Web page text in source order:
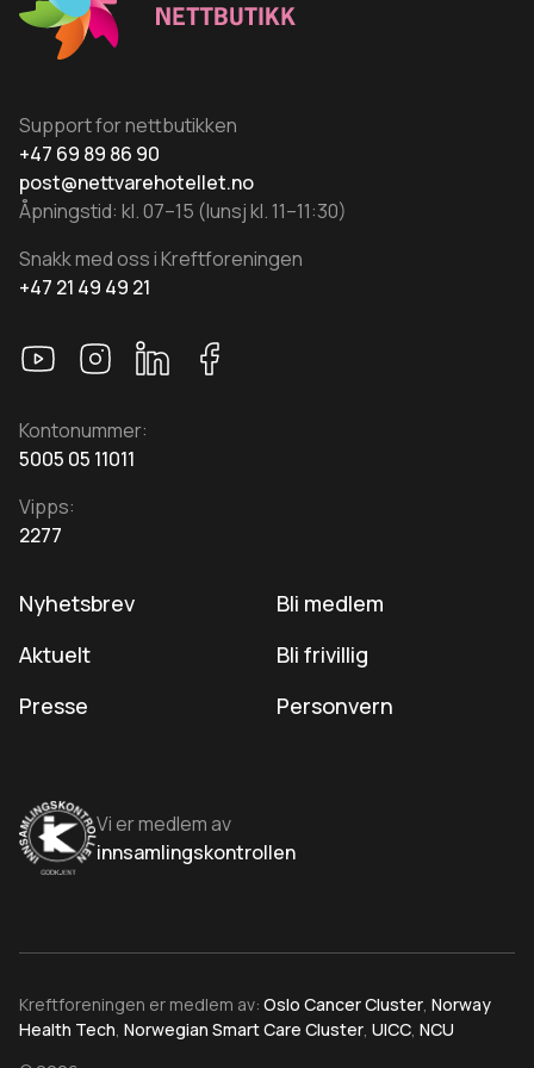
velges
Support for nettbutikken
+47 69 89 86 90
post@nettvarehotellet.no
Åpningstid: kl. 07–15 (lunsj kl. 11–11:30)
Snakk med oss i Kreftforeningen
+47 21 49 49 21
Kontonummer:
5005 05 11011
Vipps:
2277
Nyhetsbrev
Aktuelt
Presse
Bli medlem
Bli frivillig
Personvern
Vi er medlem av
innsamlingskontrollen
Kreftforeningen er medlem av: Oslo Cancer Cluster, Norway
Health Tech, Norwegian Smart Care Cluster, UICC, NCU